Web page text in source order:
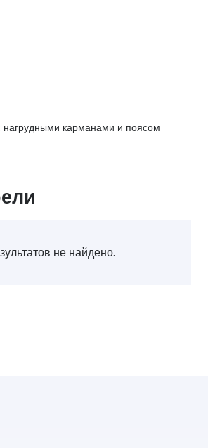
карманами и поясом
не найдено.